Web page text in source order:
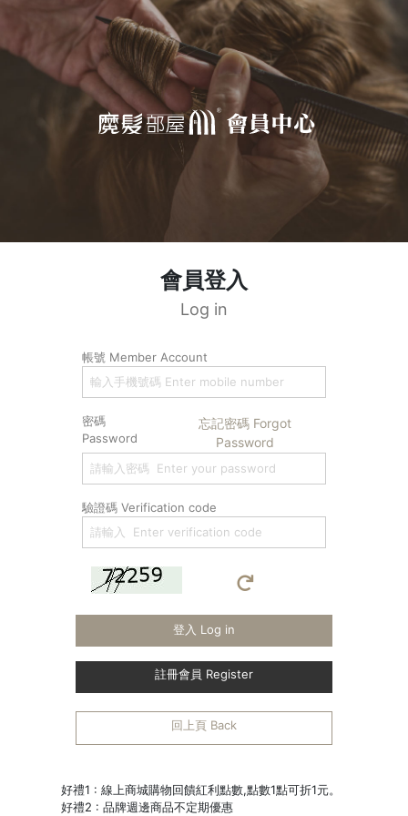
會員登入
Log in
帳號 Member Account
密碼
Password
忘記密碼 Forgot
Password
驗證碼 Verification code
登入 Log in
註冊會員 Register
回上頁 Back
好禮1 : 線上商城購物回饋紅利點數,點數1點可折1元。
好禮2 : 品牌週邊商品不定期優惠